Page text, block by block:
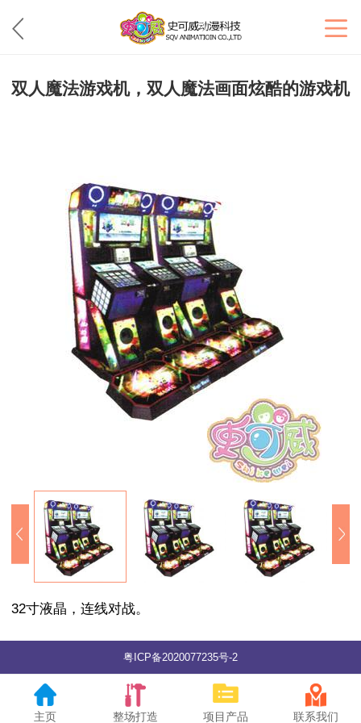
双人魔法游戏机，双人魔法画面炫酷的游戏机
32寸液晶，连线对战。
粤ICP备2020077235号-2
主页 整场打造 项目产品 联系我们